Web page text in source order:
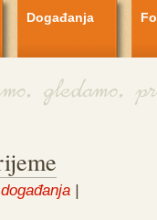
Događanja
događanja|